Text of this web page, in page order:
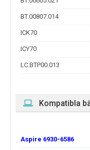
BT.00807.014
ICK70
ICY70
LC.BTP00.013
Kompatibla
Aspire 6930-6586